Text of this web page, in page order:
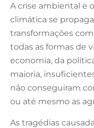
A crise ambiental e
climática se
transformações
todas as formas de
economia, da
maioria,
não conseguiram
ou até mesmo as
As tragédias